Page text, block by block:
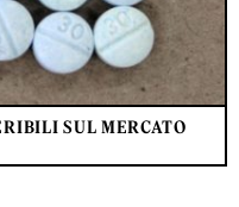
SUL MERCATO